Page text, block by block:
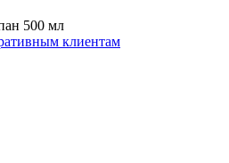
500 мл
клиентам